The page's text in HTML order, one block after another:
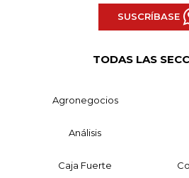
SUSCRÍBASE
TODAS LAS
Agronegocios
Análisis
Caja Fuerte